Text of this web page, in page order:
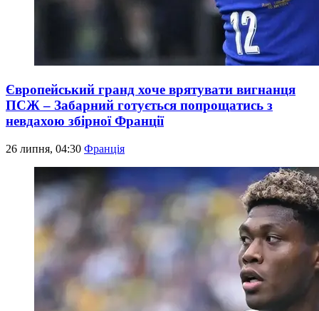
Європейський гранд хоче врятувати вигнанця
ПСЖ – Забарний готується попрощатись з
невдахою збірної Франції
26 липня, 04:30 Франція